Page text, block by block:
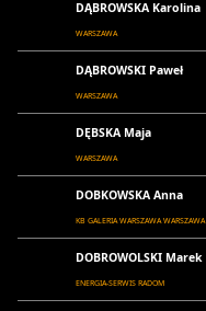
DĄBROWSKA Karolina
WARSZAWA
DĄBROWSKI Paweł
WARSZAWA
DĘBSKA Maja
WARSZAWA
DOBKOWSKA Anna
KB GALERIA WARSZAWA WARSZAWA
DOBROWOLSKI Marek
ENERGIA-SERWIS RADOM